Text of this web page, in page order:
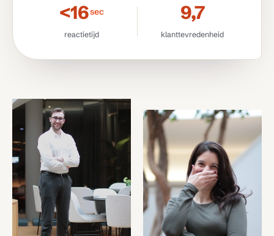
< 16sec
reactietijd
9,7
klanttevredenheid